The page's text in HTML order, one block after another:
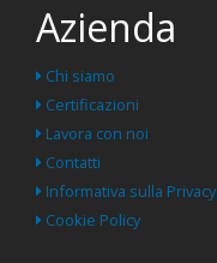
Azienda
Chi siamo
Certificazioni
Lavora con noi
Contatti
Informativa sulla Privacy
Cookie Policy